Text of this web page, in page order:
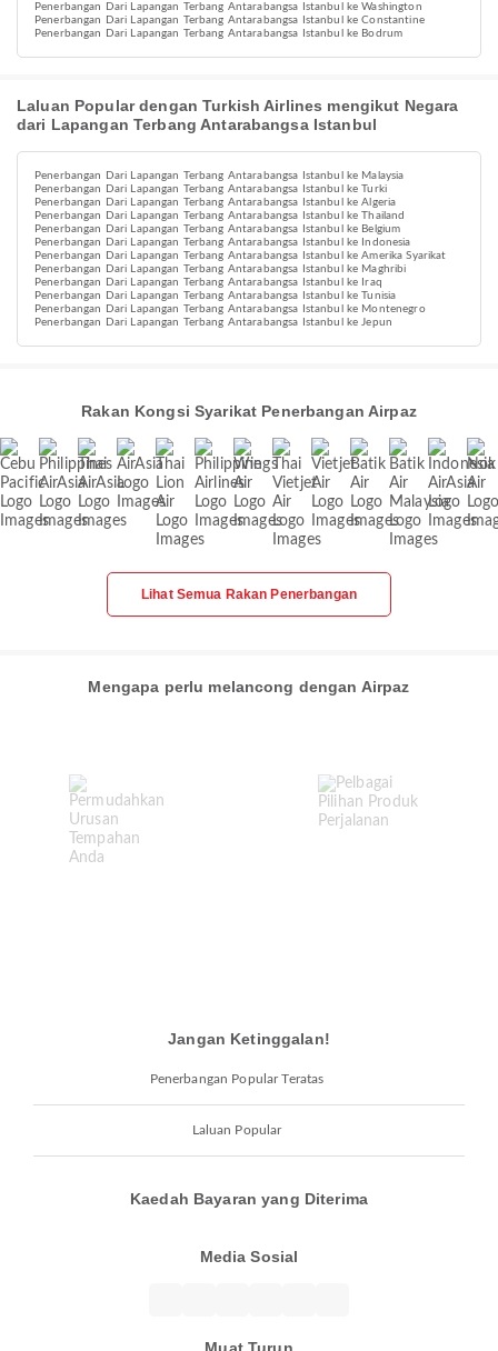
Penerbangan Dari Lapangan Terbang Antarabangsa Istanbul ke Washington
Penerbangan Dari Lapangan Terbang Antarabangsa Istanbul ke Constantine
Penerbangan Dari Lapangan Terbang Antarabangsa Istanbul ke Bodrum
Laluan Popular dengan Turkish Airlines mengikut Negara
dari Lapangan Terbang Antarabangsa Istanbul
Penerbangan Dari Lapangan Terbang Antarabangsa Istanbul ke Malaysia
Penerbangan Dari Lapangan Terbang Antarabangsa Istanbul ke Turki
Penerbangan Dari Lapangan Terbang Antarabangsa Istanbul ke Algeria
Penerbangan Dari Lapangan Terbang Antarabangsa Istanbul ke Thailand
Penerbangan Dari Lapangan Terbang Antarabangsa Istanbul ke Belgium
Penerbangan Dari Lapangan Terbang Antarabangsa Istanbul ke Indonesia
Penerbangan Dari Lapangan Terbang Antarabangsa Istanbul ke Amerika Syarikat
Penerbangan Dari Lapangan Terbang Antarabangsa Istanbul ke Maghribi
Penerbangan Dari Lapangan Terbang Antarabangsa Istanbul ke Iraq
Penerbangan Dari Lapangan Terbang Antarabangsa Istanbul ke Tunisia
Penerbangan Dari Lapangan Terbang Antarabangsa Istanbul ke Montenegro
Penerbangan Dari Lapangan Terbang Antarabangsa Istanbul ke Jepun
Rakan Kongsi Syarikat Penerbangan Airpaz
Lihat Semua Rakan Penerbangan
Mengapa perlu melancong dengan Airpaz
Jangan Ketinggalan!
Penerbangan Popular Teratas
Laluan Popular
Kaedah Bayaran yang Diterima
Media Sosial